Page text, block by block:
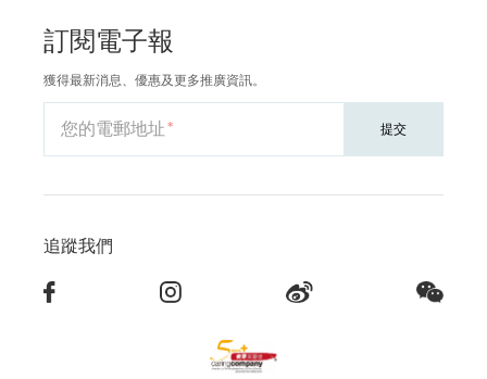
訂閱電子報
獲得最新消息、優惠及更多推廣資訊。
您的電郵地址 提交
追蹤我們